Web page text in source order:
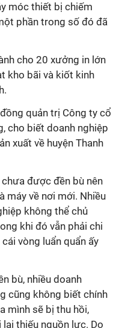
móc thiết bị chiếm
phần trong số đó đã
cho 20 xưởng in lớn
kho bãi và kiốt kinh
quản trị Công ty cổ
cho biết doanh nghiệp
xuất về huyện Thanh
được đền bù nên
máy về nơi mới. Nhiều
không thể chủ
khi đó vẫn phải chi
vòng luẩn quẩn ấy
bù, nhiều doanh
cũng không biết chính
mình sẽ bị thu hồi,
thiếu nguồn lực. Do